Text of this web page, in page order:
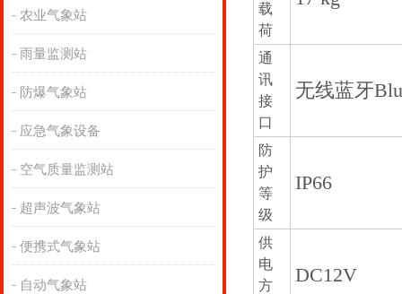
农业气象站
雨量监测站
防爆气象站
应急气象设备
空气质量监测站
超声波气象站
便携式气象站
自动气象站
载
荷
通
讯
接
口
无线蓝牙
防
护
等
级
IP66
供
电
方
DC12V